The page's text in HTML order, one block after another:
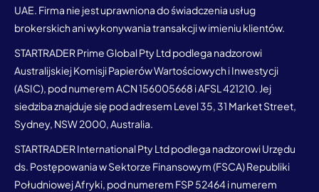
UAE. Firma nie jest uprawniona do świadczenia usług
brokerskich ani wykonywania transakcji w imieniu klientów.
STARTRADER Prime Global Pty Ltd podlega nadzorowi
Australijskiej Komisji Papierów Wartościowych i Inwestycji
(ASIC), pod numerem ACN 156005668 i AFSL 421210. Jej
siedziba znajduje się pod adresem Level 35, 31 Market Street,
Sydney, NSW 2000, Australia.
STARTRADER International Pty Ltd podlega nadzorowi Urzędu
ds. Postępowania w Sektorze Finansowym (FSCA) Republiki
Południowej Afryki, pod numerem FSP 52464 i numerem